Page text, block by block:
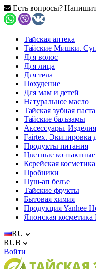
Есть вопросы?
Тайская аптека
Тайские Мишки.
Для волос
Для лица
Для тела
Похудение
Для мам и детей
Натуральное масло
Тайская зубная паста
Тайские бальзамы
Аксессуары.
Fairtex. Экипировка
Продукты питания
Цветные
Корейская косметика
Пробники
Пуш-ап белье
Тайские фрукты
Бытовая химия
Продукция Yanhee
Японская косметика
RU
RUB
Войти